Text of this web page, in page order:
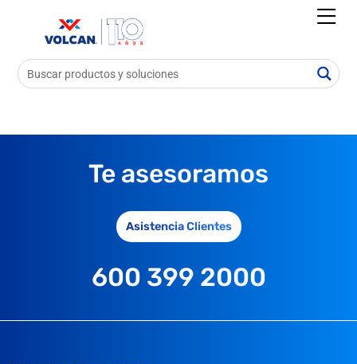
Te asesoramos
Asistencia Clientes
600 399 2000